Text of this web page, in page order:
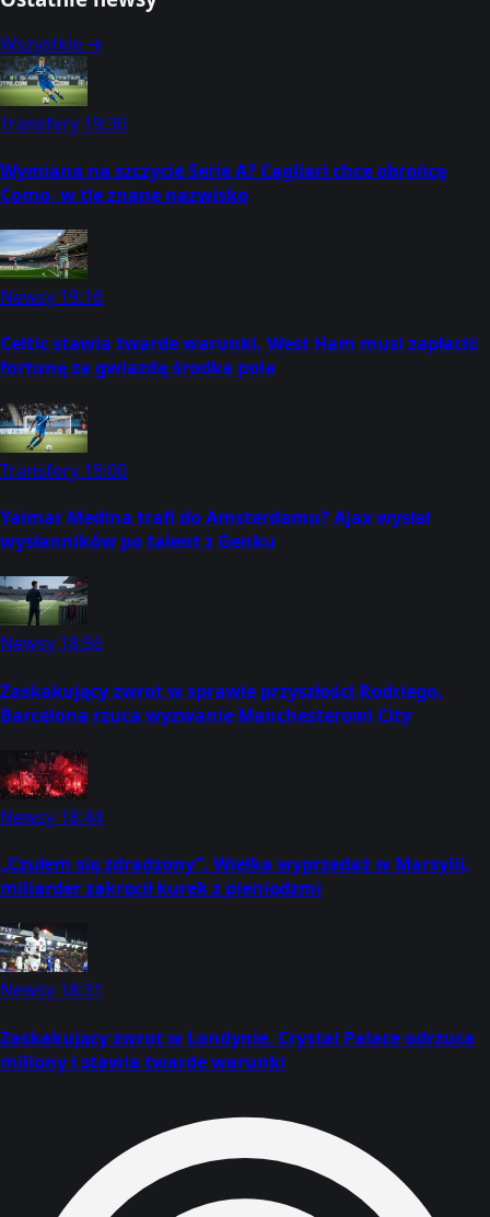
Wszystkie →
Transfery 19:30
Wymiana na szczycie Serie A? Cagliari chce obrońcę
Como, w tle znane nazwisko
Newsy 19:16
Celtic stawia twarde warunki. West Ham musi zapłacić
fortunę za gwiazdę środka pola
Transfery 19:00
Yaimar Medina trafi do Amsterdamu? Ajax wysłał
wysłanników po talent z Genku
Newsy 18:56
Zaskakujący zwrot w sprawie przyszłości Rodriego.
Barcelona rzuca wyzwanie Manchesterowi City
Newsy 18:44
„Czułem się zdradzony”. Wielka wyprzedaż w Marsylii,
miliarder zakręcił kurek z pieniędzmi
Newsy 18:31
Zaskakujący zwrot w Londynie. Crystal Palace odrzuca
miliony i stawia twarde warunki